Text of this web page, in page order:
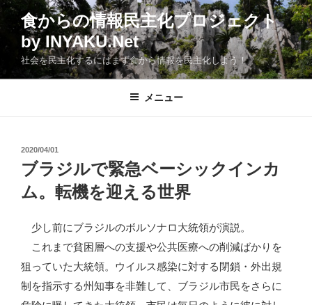
コ
食からの情報民主化プロジェクト
by INYAKU.Net
社会を民主化するにはまず食から情報を民主化しよう！
メニュー
投
日:
2020/04/01
ブラジルで緊急ベーシックインカ
ム。転機を迎える世界
少し前にブラジルのボルソナロ大統領が演説。
これまで貧困層への支援や公共医療への削減ばかりを
狙っていた大統領。ウイルス感染に対する閉鎖・外出規
制を指示する州知事を非難して、ブラジル市民をさらに